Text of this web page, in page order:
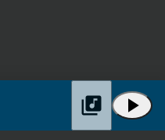
play_arrow
library_music